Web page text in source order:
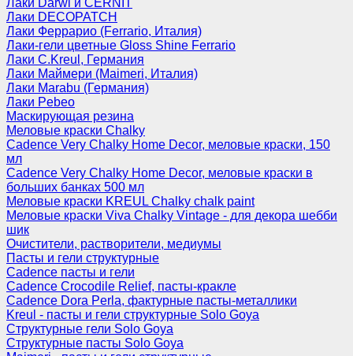
Лаки Darwi и CERNIT
Лаки DECOPATCH
Лаки Феррарио (Ferrario, Италия)
Лаки-гели цветные Gloss Shine Ferrario
Лаки C.Kreul, Германия
Лаки Маймери (Maimeri, Италия)
Лаки Marabu (Германия)
Лаки Pebeo
Маскирующая резина
Меловые краски Chalky
Cadence Very Chalky Home Decor, меловые краски, 150
мл
Cadence Very Chalky Home Decor, меловые краски в
больших банках 500 мл
Меловые краски KREUL Chalky chalk paint
Меловые краски Viva Chalky Vintage - для декора шебби
шик
Очистители, растворители, медиумы
Пасты и гели структурные
Cadence пасты и гели
Cadence Crocodile Relief, пасты-кракле
Cadence Dora Perla, фактурные пасты-металлики
Kreul - пасты и гели структурные Solo Goya
Структурные гели Solo Goya
Структурные пасты Solo Goya